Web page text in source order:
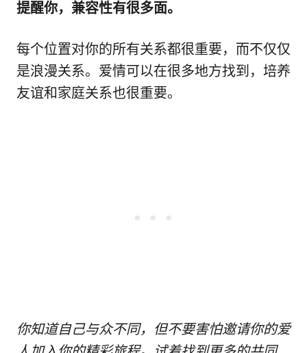
提醒你，兼容性有很多面。
每个位置对你的所有关系都很重要，而不仅仅
是浪漫关系。爱情可以在很多地方找到，培养
友谊和家庭关系也很重要。
你知道自己与众不同，但不要害怕邀请你的爱